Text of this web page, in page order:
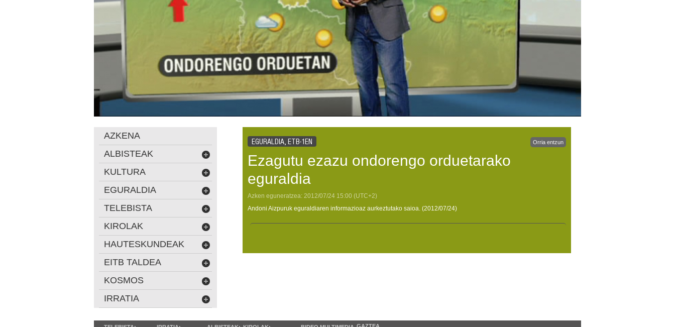
EGURALDIA, ETB-1EN Orria entzun
Ezagutu ezazu ondorengo orduetarako
eguraldia
Azken eguneratzea: 2012/07/24 15:00 (UTC+2)
Andoni Aizpuruk eguraldiaren informazioaz aurkeztutako saioa. (2012/07/24)
AZKENA
ALBISTEAK
KULTURA
EGURALDIA
TELEBISTA
KIROLAK
HAUTESKUNDEAK
EITB TALDEA
KOSMOS
IRRATIA